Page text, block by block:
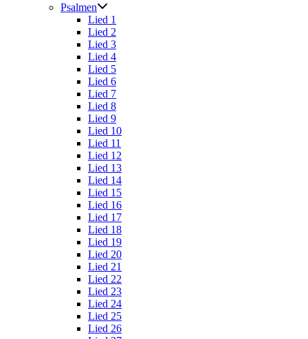
Psalmen
Lied 1
Lied 2
Lied 3
Lied 4
Lied 5
Lied 6
Lied 7
Lied 8
Lied 9
Lied 10
Lied 11
Lied 12
Lied 13
Lied 14
Lied 15
Lied 16
Lied 17
Lied 18
Lied 19
Lied 20
Lied 21
Lied 22
Lied 23
Lied 24
Lied 25
Lied 26